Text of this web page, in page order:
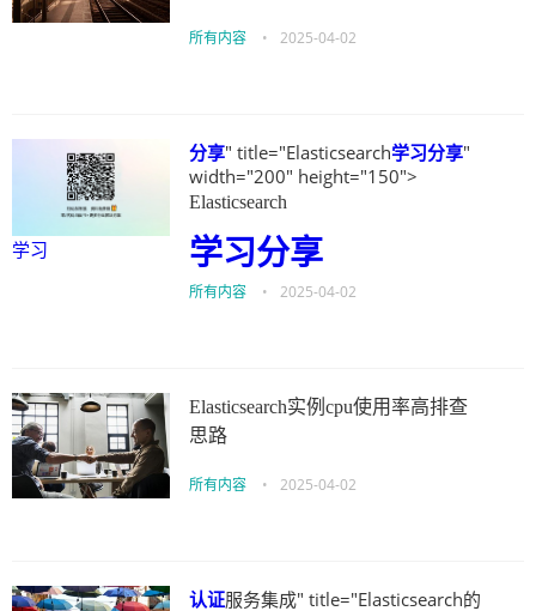
所有内容 • 2025-04-02
学习
分享" title="Elasticsearch学习分享"
width="200" height="150">
Elasticsearch
学习分享
所有内容 • 2025-04-02
Elasticsearch实例cpu使用率高排查
思路
所有内容 • 2025-04-02
认证服务集成" title="Elasticsearch的